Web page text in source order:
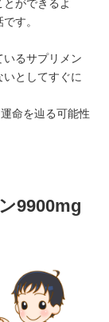
ができるよ
す。
るサプリメン
いとしてすぐに
命を辿る可能性
9900mg